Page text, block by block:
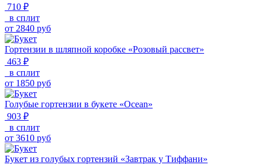
710 ₽
в сплит
от 2840 руб
Гортензии в шляпной коробке «Розовый рассвет»
463 ₽
в сплит
от 1850 руб
Голубые гортензии в букете «Ocean»
903 ₽
в сплит
от 3610 руб
Букет из голубых гортензий «Завтрак у Тиффани»